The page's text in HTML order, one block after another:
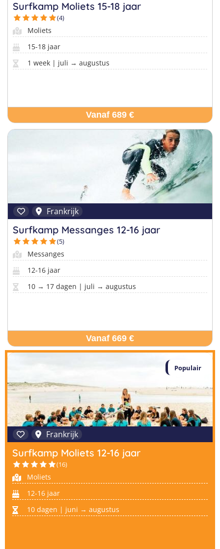
Pretpark Kampen
Italië Golfsurfkampen
Vind jouw perfecte kamp
Beantwoord een paar korte vragen en wij doen de rest.
Surfkamp Moliets 15-18 jaar
(4)
Moliets
15-18 jaar
1 week | juli → augustus
Vanaf 689 €
Frankrijk
Surfkamp Messanges 12-16 jaar
(5)
Messanges
12-16 jaar
10 → 17 dagen | juli → augustus
Vanaf 669 €
Populair
Frankrijk
Surfkamp Moliets 12-16 jaar
(16)
Moliets
12-16 jaar
10 dagen | juni → augustus